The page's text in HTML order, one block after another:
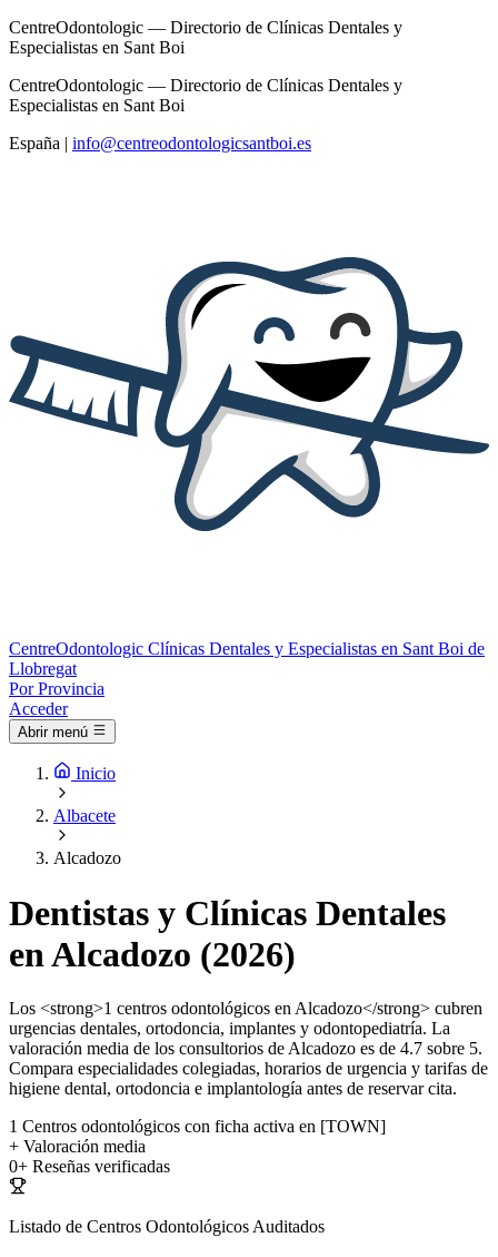
CentreOdontologic — Directorio de Clínicas Dentales y
Especialistas en Sant Boi
CentreOdontologic — Directorio de Clínicas Dentales y
Especialistas en Sant Boi
España | info@centreodontologicsantboi.es
CentreOdontologic Clínicas Dentales y Especialistas en Sant Boi de
Llobregat
Por Provincia
Acceder
Abrir menú
Inicio
Albacete
Alcadozo
Dentistas y Clínicas Dentales
en Alcadozo (2026)
Los <strong>1 centros odontológicos en Alcadozo</strong> cubren
urgencias dentales, ortodoncia, implantes y odontopediatría. La
valoración media de los consultorios de Alcadozo es de 4.7 sobre 5.
Compara especialidades colegiadas, horarios de urgencia y tarifas de
higiene dental, ortodoncia e implantología antes de reservar cita.
1 Centros odontológicos con ficha activa en [TOWN]
+ Valoración media
0+ Reseñas verificadas
Listado de Centros Odontológicos Auditados